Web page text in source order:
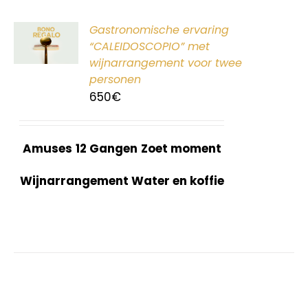
Gastronomische ervaring
“CALEIDOSCOPIO” met
wijnarrangement voor twee
personen
650€
Amuses 12 Gangen Zoet moment
Wijnarrangement Water en koffie